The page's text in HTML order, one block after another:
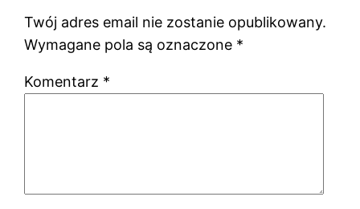
Twój adres email nie zostanie opublikowany.
Wymagane pola są oznaczone *
Komentarz *